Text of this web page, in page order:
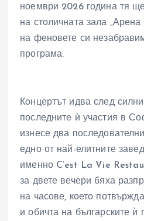
ноември 2026 година тя
на столичната зала
на феновете си
програма.
Концертът идва след
последните ѝ участия в
изнесе два
едно от най-елитните
именно C’est La Vie
за двете вечери бяха
на часове, което
и обичта на българските ѝ